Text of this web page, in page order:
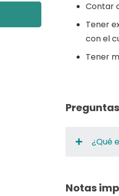
Contar
Tener
con el
Tener
¿Qué
Notas